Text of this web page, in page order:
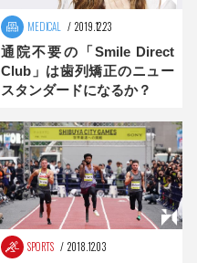
MEDICAL 2019.12.23
通院不要の「Smile Direct
Club」は歯列矯正のニュー
スタンダードになるか？
SPORTS 2018.12.03